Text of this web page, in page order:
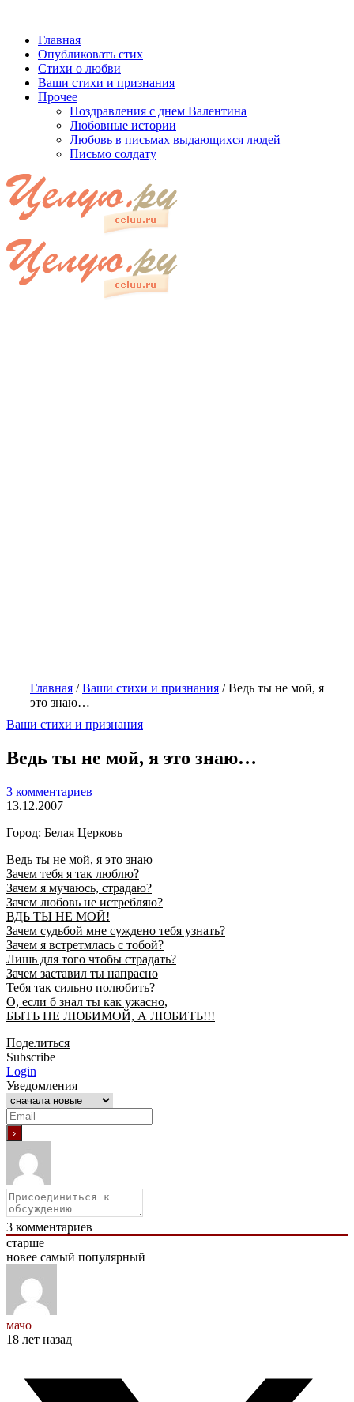
Главная
Опубликовать стих
Стихи о любви
Ваши стихи и признания
Прочее
Поздравления с днем Валентина
Любовные истории
Любовь в письмах выдающихся людей
Письмо солдату
Главная /Ваши стихи и признания /Ведь ты не мой, я
это знаю…
Ваши стихи и признания
Ведь ты не мой, я это знаю…
3 комментариев
13.12.2007
Город: Белая Церковь
Ведь ты не мой, я это знаю
Зачем тебя я так люблю?
Зачем я мучаюсь, страдаю?
Зачем любовь не истребляю?
ВДЬ ТЫ НЕ МОЙ!
Зачем судьбой мне суждено тебя узнать?
Зачем я встретмлась с тобой?
Лишь для того чтобы страдать?
Зачем заставил ты напрасно
Тебя так сильно полюбить?
О, если б знал ты как ужасно,
БЫТЬ НЕ ЛЮБИМОЙ, А ЛЮБИТЬ!!!
Поделиться
Subscribe
Login
Уведомления
3 комментариев
старше
новее самый популярный
мачо
18 лет назад